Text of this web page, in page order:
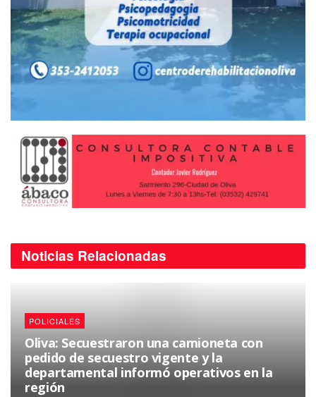
Noticias Relacionadas
POLICIALES
Oliva: Secuestraron una camioneta con
pedido de secuestro vigente y la
departamental informó operativos en la
región